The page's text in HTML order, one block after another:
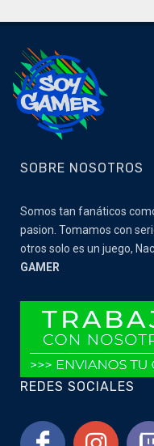
SOBRE NOSOTROS
Somos tan fanáticos
pasion. Tomamos con
otros solo es un juego,
GAMER
REDES SOCIALES